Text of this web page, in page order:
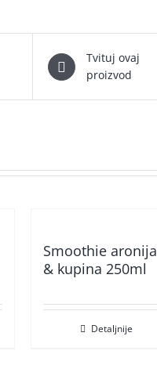
Tvituj ovaj
proizvod
Smoothie aronija
& kupina 250ml
Detaljnije